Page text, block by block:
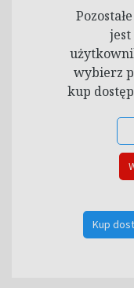
jest
wybierz
kup
Kup